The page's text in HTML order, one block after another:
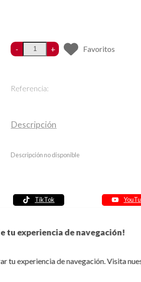
tu experiencia de navegación!
tu experiencia de navegación. Visita
- + Favoritos
Referencia:
Descripción
Descripción no disponible
TikTok
Política de seguridad